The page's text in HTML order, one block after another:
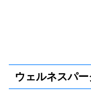
ウェルネスパー